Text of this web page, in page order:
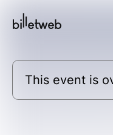
This event is